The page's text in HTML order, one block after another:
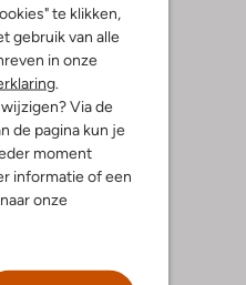
te klikken,
gebruik van alle
in onze
.
Via de
de pagina kun je
moment
informatie of een
onze
+ meer kleuren